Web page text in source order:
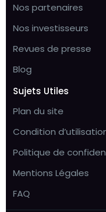
Nos partenaires
Nos investisseurs
Revues de presse
Blog
Sujets Utiles
Plan du site
Condition
Politique de
Mentions Légales
FAQ